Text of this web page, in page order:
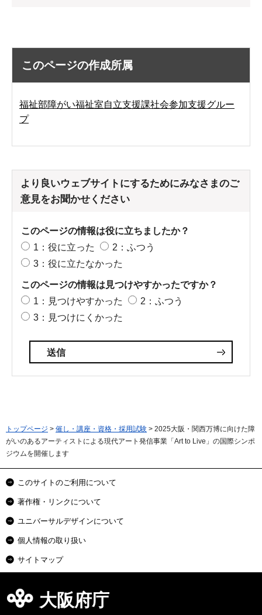
このページの作成所属
福祉部障がい福祉室自立支援課社会参加支援グルー
プ
より良いウェブサイトにするためにみなさまのご
意見をお聞かせください
このページの情報は役に立ちましたか？
1：役に立った
2：ふつう
3：役に立たなかった
このページの情報は見つけやすかったですか？
1：見つけやすかった
2：ふつう
3：見つけにくかった
トップページ > 催し・講座・資格・採用試験 > 2025大阪・関西万博に向けた障
がいのあるアーティストによる現代アート発信事業「Art to Live」の国際シンポ
ジウムを開催します
このサイトのご利用について
著作権・リンクについて
ユニバーサルデザインについて
個人情報の取り扱い
サイトマップ
大阪府庁